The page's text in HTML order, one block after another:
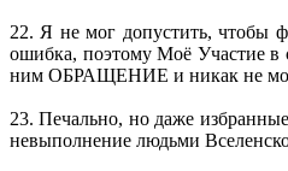
22. Я не мог допустить,
ошибка, поэтому Моё Участие в
ним ОБРАЩЕНИЕ и никак не
23. Печально, но даже
невыполнение людьми